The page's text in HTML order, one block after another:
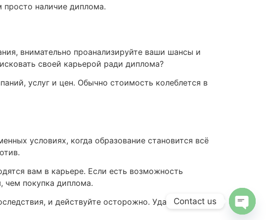
наличие диплома.
внимательно проанализируйте ваши шансы и
своей карьерой ради диплома?
услуг и цен. Обычно стоимость колеблется в
условиях, когда образование становится всё
вам в карьере. Если есть возможность
чем покупка диплома.
и действуйте осторожно. Удачи вам в
Contact us